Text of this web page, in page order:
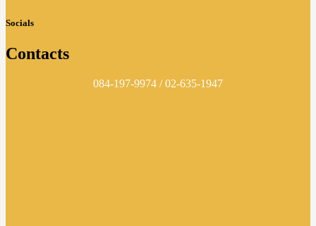
Socials
Contacts
084-197-9974 / 02-635-1947